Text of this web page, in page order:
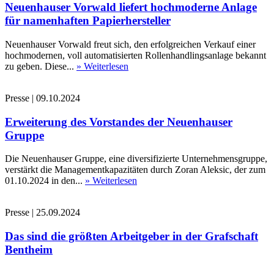
Neuenhauser Vorwald liefert hochmoderne Anlage
für namenhaften Papierhersteller
Neuenhauser Vorwald freut sich, den erfolgreichen Verkauf einer
hochmodernen, voll automatisierten Rollenhandlingsanlage bekannt
zu geben. Diese... » Weiterlesen
Presse | 09.10.2024
Erweiterung des Vorstandes der Neuenhauser
Gruppe
Die Neuenhauser Gruppe, eine diversifizierte Unternehmensgruppe,
verstärkt die Managementkapazitäten durch Zoran Aleksic, der zum
01.10.2024 in den... » Weiterlesen
Presse | 25.09.2024
Das sind die größten Arbeitgeber in der Grafschaft
Bentheim